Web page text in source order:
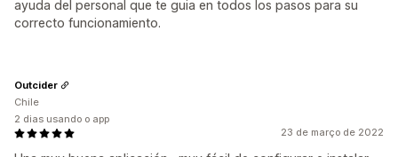
ayuda del personal que te guia en todos los pasos para su
correcto funcionamiento.
23 de março de 2022
Outcider
Chile
2 dias usando o app